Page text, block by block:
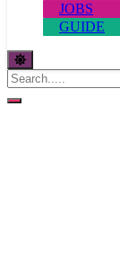
JOBS
GUIDE